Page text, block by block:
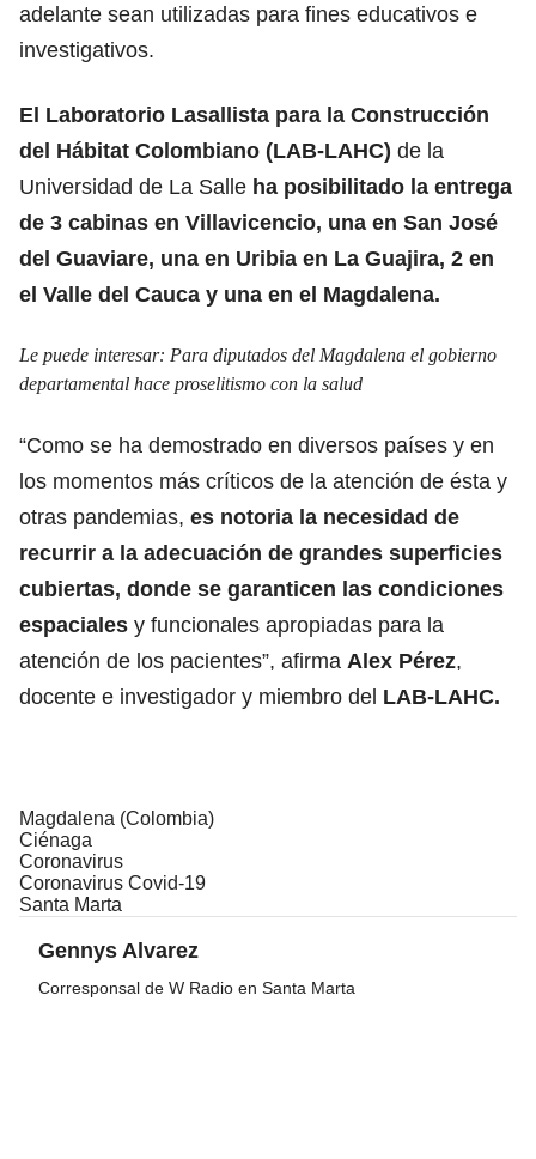
adelante sean utilizadas para fines educativos e
investigativos.
El Laboratorio Lasallista para la Construcción
del Hábitat Colombiano (LAB-LAHC) de la
Universidad de La Salle ha posibilitado la entrega
de 3 cabinas en Villavicencio, una en San José
del Guaviare, una en Uribia en La Guajira, 2 en
el Valle del Cauca y una en el Magdalena.
Le puede interesar: Para diputados del Magdalena el gobierno
departamental hace proselitismo con la salud
“Como se ha demostrado en diversos países y en
los momentos más críticos de la atención de ésta y
otras pandemias, es notoria la necesidad de
recurrir a la adecuación de grandes superficies
cubiertas, donde se garanticen las condiciones
espaciales y funcionales apropiadas para la
atención de los pacientes”, afirma Alex Pérez,
docente e investigador y miembro del LAB-LAHC.
Magdalena (Colombia)
Ciénaga
Coronavirus
Coronavirus Covid-19
Santa Marta
Gennys Alvarez
Corresponsal de W Radio en Santa Marta